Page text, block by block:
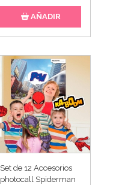
AÑADIR
Set de 12 Accesorios
photocall Spiderman